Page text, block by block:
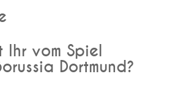
Ihr vom Spiel
Dortmund?